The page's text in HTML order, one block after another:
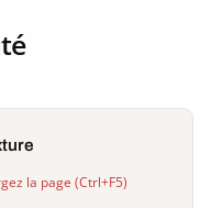
la page (Ctrl+F5)